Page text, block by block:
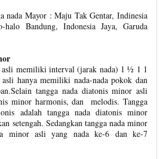
nada Mayor : Maju Tak Gentar, Indinesia
Bandung, Indonesia Jaya, Garuda
asli memiliki interval (jarak nada) 1 ½ 1 1
hanya memiliki nada-nada pokok dan
tangga nada diatonis minor asli
minor harmonis, dan melodis. Tangga
adalah tangga nada diatonis minor
setengah. Sedangkan tangga nada minor
minor asli yang nada ke-6 dan ke-7